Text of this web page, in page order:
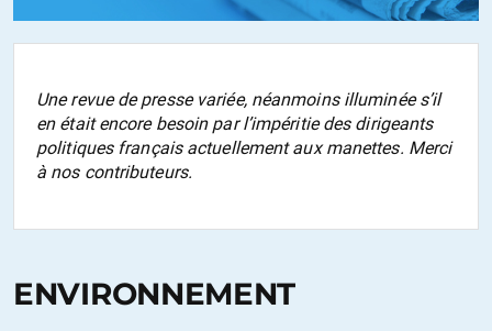
Une revue de presse variée, néanmoins illuminée s’il
en était encore besoin par l’impéritie des dirigeants
politiques français actuellement aux manettes. Merci
à nos contributeurs.
ENVIRONNEMENT